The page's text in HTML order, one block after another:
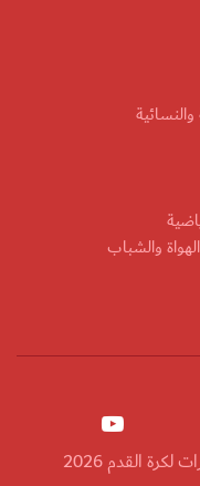
والشباب
القدم 2026